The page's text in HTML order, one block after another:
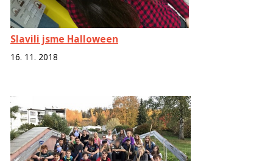
Slavili jsme Halloween
16. 11. 2018